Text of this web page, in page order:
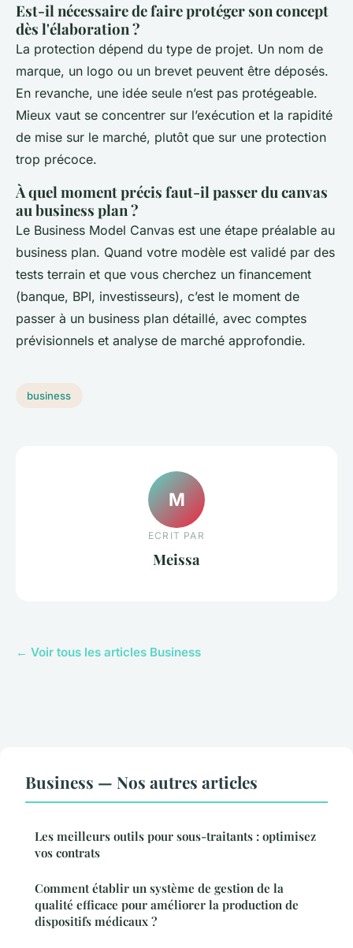
Est-il nécessaire de faire protéger son concept
dès l'élaboration ?
La protection dépend du type de projet. Un nom de
marque, un logo ou un brevet peuvent être déposés.
En revanche, une idée seule n’est pas protégeable.
Mieux vaut se concentrer sur l’exécution et la rapidité
de mise sur le marché, plutôt que sur une protection
trop précoce.
À quel moment précis faut-il passer du canvas
au business plan ?
Le Business Model Canvas est une étape préalable au
business plan. Quand votre modèle est validé par des
tests terrain et que vous cherchez un financement
(banque, BPI, investisseurs), c’est le moment de
passer à un business plan détaillé, avec comptes
prévisionnels et analyse de marché approfondie.
business
M
ECRIT PAR
Meissa
← Voir tous les articles Business
Business — Nos autres articles
Les meilleurs outils pour sous-traitants : optimisez
vos contrats
Comment établir un système de gestion de la
qualité efficace pour améliorer la production de
dispositifs médicaux ?